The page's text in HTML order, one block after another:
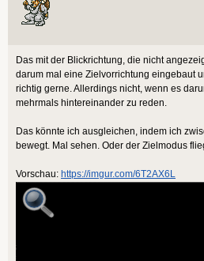
Das mit der Blickrichtung, die nicht
darum mal eine Zielvorrichtung eingebaut
richtig gerne. Allerdings nicht, wenn es
mehrmals hintereinander zu reden.
Das könnte ich ausgleichen, indem ich
bewegt. Mal sehen. Oder der Zielmodus
Vorschau: https://imgur.com/6T2AX6L